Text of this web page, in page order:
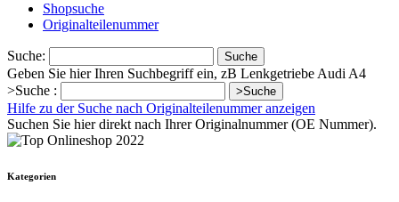
Shopsuche
Originalteilenummer
Suche: Suche
Geben Sie hier Ihren Suchbegriff ein, zB Lenkgetriebe Audi A4
>Suche :
>Suche
Hilfe zu der Suche nach Originalteilenummer anzeigen
Suchen Sie hier direkt nach Ihrer Originalnummer (OE Nummer).
Kategorien